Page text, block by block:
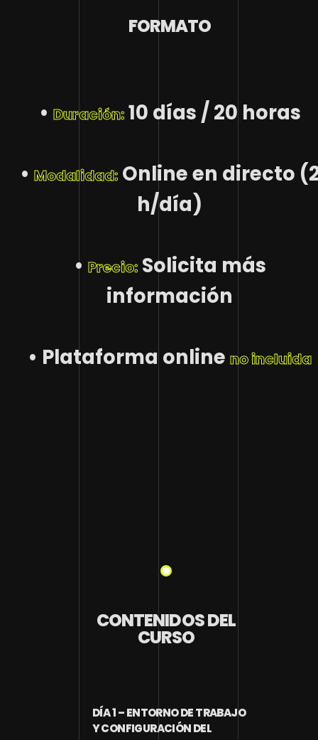
FORMATO
• Duración:10 días / 20 horas
• Modalidad:Online en directo
h/día)
• Precio:Solicita más
información
• Plataforma online no incluida
CONTENIDOS DEL
CURSO
DÍA 1 – ENTORNO DE TRABAJO
Y CONFIGURACIÓN DEL